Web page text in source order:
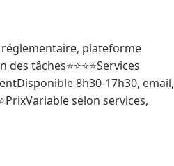
plateforme
tâches⭐⭐⭐⭐Services
8h30-17h30, email,
selon services,